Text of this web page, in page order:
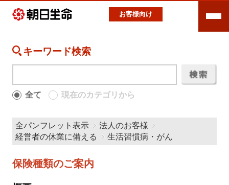
お客様向け
全パンフレット表示
法人のお客様
経営者の休業に備える
生活習慣病・がん
保険種類のご案内
キーワード検索
全て 現在のカテゴリから